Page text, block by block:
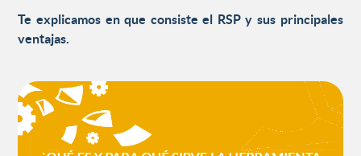
Te explicamos en que consiste el RSPy sus principales
ventajas.